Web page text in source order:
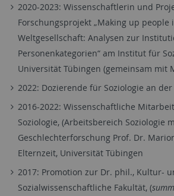
2020-2023: Wissenschaftlerin und
Forschungsprojekt „Making up people
Weltgesellschaft: Analysen zur
Personenkategorien“ am Institut für
Universität Tübingen (gemeinsam mit
2022: Dozierende für Soziologie an
2016-2022: Wissenschaftliche
Soziologie, (Arbeitsbereich Soziologie
Geschlechterforschung Prof. Dr.
Elternzeit, Universität Tübingen
2017: Promotion zur Dr. phil., Kultur-
Sozialwissenschaftliche Fakultät, (